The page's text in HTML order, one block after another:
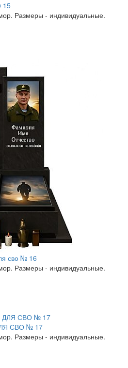
15
Размеры - индивидуальные.
сво № 16
Размеры - индивидуальные.
СВО № 17
Размеры - индивидуальные.